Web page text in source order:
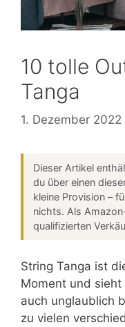
10 tolle
Tanga
1. Dezember 2022
Dieser Artikel
du über einen
kleine Provision –
nichts. Als
qualifizierten
String Tanga ist
Moment und
auch unglaublich
zu vielen